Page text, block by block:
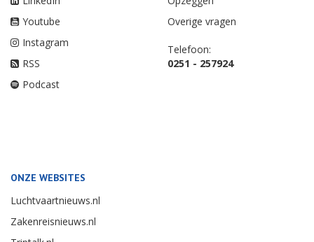
Youtube
Instagram
RSS
Podcast
Overige vragen
Telefoon:
0251 - 257924
ONZE WEBSITES
Luchtvaartnieuws.nl
Zakenreisnieuws.nl